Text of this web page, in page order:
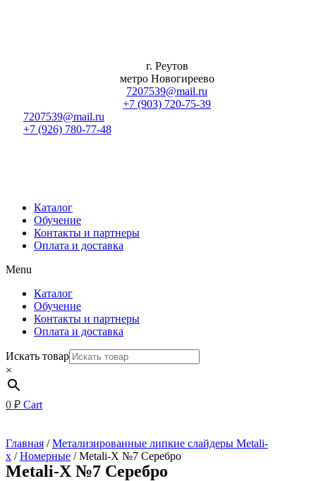
г. Реутов
метро Новогиреево
7207539@mail.ru
+7 (903) 720-75-39
7207539@mail.ru
+7 (926) 780-77-48
Каталог
Обучение
Контакты и партнеры
Оплата и доставка
Menu
Каталог
Обучение
Контакты и партнеры
Оплата и доставка
Искать товар
×
0 ₽ Cart
Главная /Метализированные липкие слайдеры Metali-
x /Номерные / Metali-X №7 Серебро
Metali-X №7 Серебро